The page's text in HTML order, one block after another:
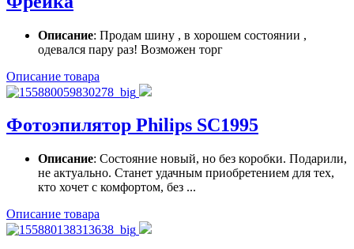
Описание: Продам шину , в хорошем состоянии ,
одевался пару раз! Возможен торг
Описание товара
Фотоэпилятор Philips SC1995
Описание: Состояние новый, но без коробки. Подарили,
не актуально. Станет удачным приобретением для тех,
кто хочет с комфортом, без ...
Описание товара